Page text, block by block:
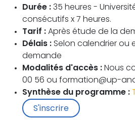
Durée : 35 heures -
consécutifs x 7 heures.
Tarif : Après étude de la
Délais : Selon calendrier ou
demande
Modalités d'accès : Nous
00 56 ou formation@up-
Synthèse du programme :
S'inscrire